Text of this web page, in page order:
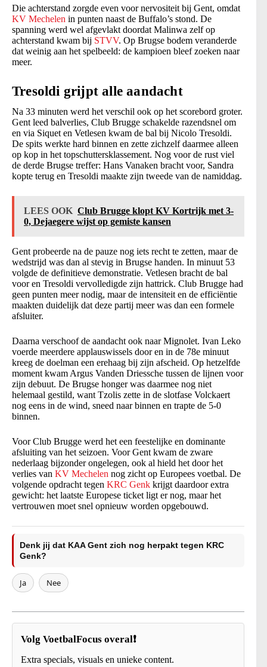
Die achterstand zorgde even voor nervositeit bij Gent, omdat
KV Mechelen in punten naast de Buffalo’s stond. De
spanning werd wel afgevlakt doordat Malinwa zelf op
achterstand kwam bij STVV. Op Brugse bodem veranderde
dat weinig aan het spelbeeld: de kampioen bleef zoeken naar
meer.
Tresoldi grijpt alle aandacht
Na 33 minuten werd het verschil ook op het scorebord groter.
Gent leed balverlies, Club Brugge schakelde razendsnel om
en via Siquet en Vetlesen kwam de bal bij Nicolo Tresoldi.
De spits werkte hard binnen en zette zichzelf daarmee alleen
op kop in het topschuttersklassement. Nog voor de rust viel
de derde Brugse treffer: Hans Vanaken bracht voor, Sandra
kopte terug en Tresoldi maakte zijn tweede van de namiddag.
LEES OOK Club Brugge klopt KV Kortrijk met 3-
0, Dejaegere wijst op gemiste kansen
Gent probeerde na de pauze nog iets recht te zetten, maar de
wedstrijd was dan al stevig in Brugse handen. In minuut 53
volgde de definitieve demonstratie. Vetlesen bracht de bal
voor en Tresoldi vervolledigde zijn hattrick. Club Brugge had
geen punten meer nodig, maar de intensiteit en de efficiëntie
maakten duidelijk dat deze partij meer was dan een formele
afsluiter.
Daarna verschoof de aandacht ook naar Mignolet. Ivan Leko
voerde meerdere applauswissels door en in de 78e minuut
kreeg de doelman een erehaag bij zijn afscheid. Op hetzelfde
moment kwam Argus Vanden Driessche tussen de lijnen voor
zijn debuut. De Brugse honger was daarmee nog niet
helemaal gestild, want Tzolis zette in de slotfase Volckaert
nog eens in de wind, sneed naar binnen en trapte de 5-0
binnen.
Voor Club Brugge werd het een feestelijke en dominante
afsluiting van het seizoen. Voor Gent kwam de zware
nederlaag bijzonder ongelegen, ook al hield het door het
verlies van KV Mechelen nog zicht op Europees voetbal. De
volgende opdracht tegen KRC Genk krijgt daardoor extra
gewicht: het laatste Europese ticket ligt er nog, maar het
vertrouwen moet snel opnieuw worden opgebouwd.
Denk jij dat KAA Gent zich nog herpakt tegen KRC
Genk?
Ja Nee
Volg VoetbalFocus overal❗
Extra specials, visuals en unieke content.